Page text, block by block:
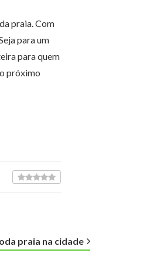
praia. Com
para um
para quem
próximo
praia na cidade